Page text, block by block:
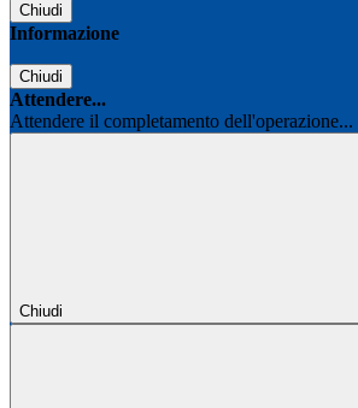
Chiudi
Informazione
Chiudi
Attendere...
Attendere il completamento dell'operazione...
Chiudi